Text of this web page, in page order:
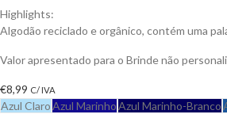
Highlights:
Algodão reciclado e orgânico, contém uma
Valor apresentado para o Brinde não
€8,99 C/ IVA
Azul ClaroAzul MarinhoAzul Marinho-Branco